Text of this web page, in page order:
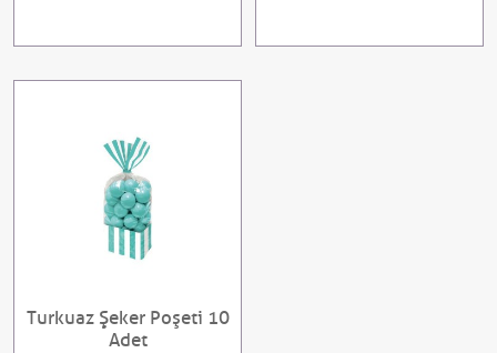
Turkuaz Şeker Poşeti 10
Adet